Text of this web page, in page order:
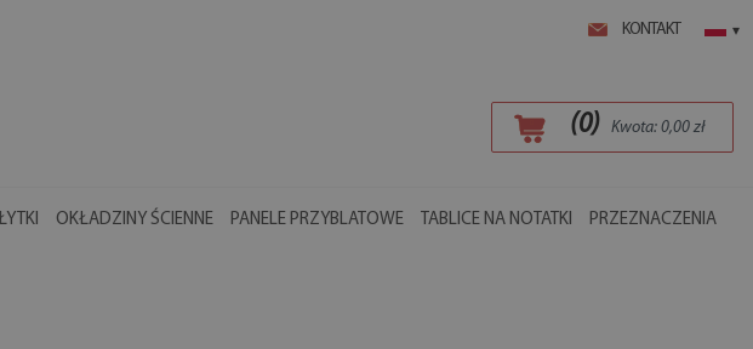
KONTAKT ▾
(0) Kwota: 0,00zł
OKŁADZINY ŚCIENNE PANELE PRZYBLATOWE TABLICE NA NOTATKI PRZEZNACZENIA